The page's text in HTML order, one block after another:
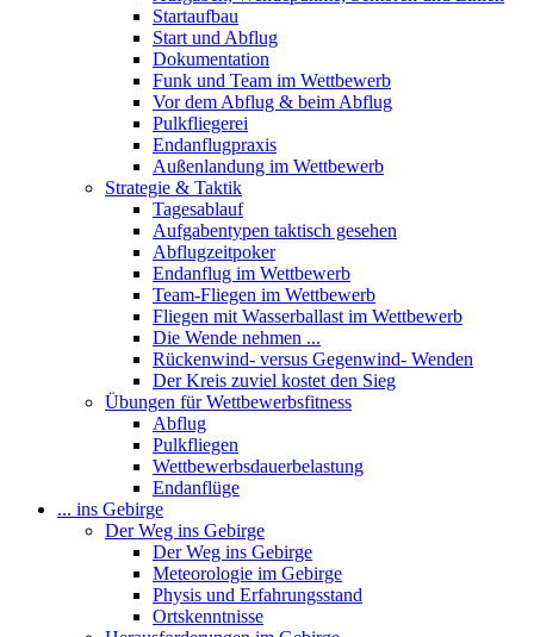
Startaufbau
Start und Abflug
Dokumentation
Funk und Team im Wettbewerb
Vor dem Abflug & beim Abflug
Pulkfliegerei
Endanflugpraxis
Außenlandung im Wettbewerb
Strategie & Taktik
Tagesablauf
Aufgabentypen taktisch gesehen
Abflugzeitpoker
Endanflug im Wettbewerb
Team-Fliegen im Wettbewerb
Fliegen mit Wasserballast im Wettbewerb
Die Wende nehmen ...
Rückenwind- versus Gegenwind- Wenden
Der Kreis zuviel kostet den Sieg
Übungen für Wettbewerbsfitness
Abflug
Pulkfliegen
Wettbewerbsdauerbelastung
Endanflüge
... ins Gebirge
Der Weg ins Gebirge
Der Weg ins Gebirge
Meteorologie im Gebirge
Physis und Erfahrungsstand
Ortskenntnisse